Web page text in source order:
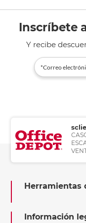
Inscríbete
Y recibe
Herramientas
Información